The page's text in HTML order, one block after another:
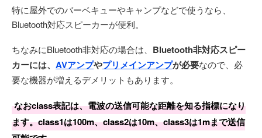
特に屋外でのバーベキューやキャンプなどで使うなら、
Bluetooth対応スピーカーが便利。
ちなみにBluetooth非対応の場合は、 Bluetooth非対応スピー
カーには、 AVアンプやプリメインアンプが必要なので、必
要な機器が増えるデメリットもあります。
なおclass表記は、電波の送信可能な距離を知る指標になり
ます。class1は100m、class2は10m、class3は1mまで送信